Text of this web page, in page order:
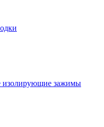
изолирующие зажимы